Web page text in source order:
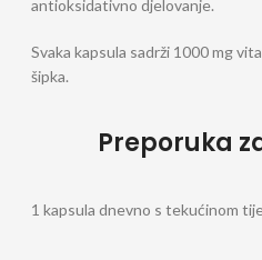
antioksidativno djelovanje.
Svaka kapsula sadrži 1000 mg
šipka.
Preporuka
1 kapsula dnevno s tekućinom